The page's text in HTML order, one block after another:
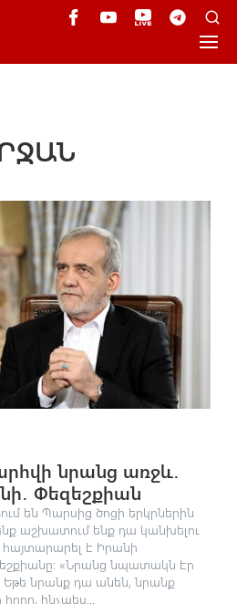
նրանց առջև․
Փեզեշքիան
են Պարսից ծոցի երկրներին
աշխատում ենք դա կանխելու
հայտարարել է Իրանի
«Նրանց նպատակն էր
Եթե նրանք դա անեն, նրանք
ինչպես...